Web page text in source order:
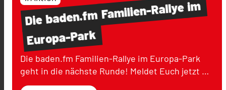
Diebaden.fmFamilien-Rallyeim
Europa-Park
Die baden.fm Familien-Rallye im Europa-Park
geht in die nächste Runde! Meldet Euch jetzt …